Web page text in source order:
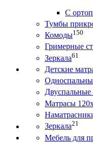
С
Тумбы
Комоды150
Гримерные
Зеркала61
Детские
Двуспальные
Матрасы
Зеркала21
Мебель для